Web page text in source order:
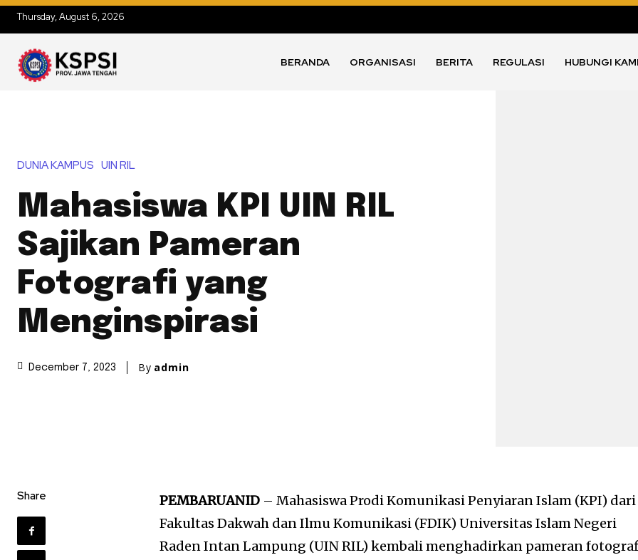
Thursday, August 6, 2026
BERANDA ORGANISASI BERITA REGULASI HUBUNGI
DUNIA KAMPUS UIN RIL
Mahasiswa KPI UIN RIL
Sajikan Pameran
Fotografi yang
Menginspirasi
December 7, 2023 By admin
Share PEMBARUANID – Mahasiswa Prodi Komunikasi Penyiaran Islam (KPI) dari
Fakultas Dakwah dan Ilmu Komunikasi (FDIK) Universitas Islam Negeri
Raden Intan Lampung (UIN RIL) kembali menghadirkan pameran